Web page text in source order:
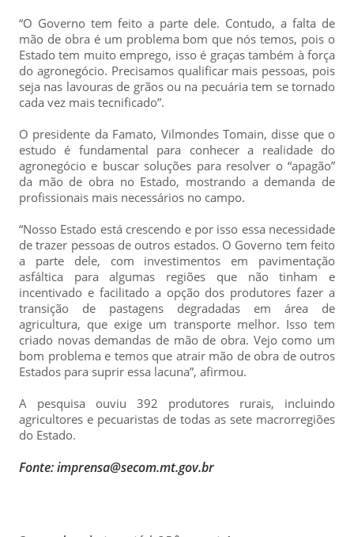
“O Governo tem feito a parte dele. Contudo, a falta de
mão de obra é um problema bom que nós temos, pois o
Estado tem muito emprego, isso é graças também à força
do agronegócio. Precisamos qualificar mais pessoas, pois
seja nas lavouras de grãos ou na pecuária tem se tornado
cada vez mais tecnificado”.
O presidente da Famato, Vilmondes Tomain, disse que o
estudo é fundamental para conhecer a realidade do
agronegócio e buscar soluções para resolver o “apagão”
da mão de obra no Estado, mostrando a demanda de
profissionais mais necessários no campo.
“Nosso Estado está crescendo e por isso essa necessidade
de trazer pessoas de outros estados. O Governo tem feito
a parte dele, com investimentos em pavimentação
asfáltica para algumas regiões que não tinham e
incentivado e facilitado a opção dos produtores fazer a
transição de pastagens degradadas em área de
agricultura, que exige um transporte melhor. Isso tem
criado novas demandas de mão de obra. Vejo como um
bom problema e temos que atrair mão de obra de outros
Estados para suprir essa lacuna”, afirmou.
A pesquisa ouviu 392 produtores rurais, incluindo
agricultores e pecuaristas de todas as sete macrorregiões
do Estado.
Fonte: imprensa@secom.mt.gov.br